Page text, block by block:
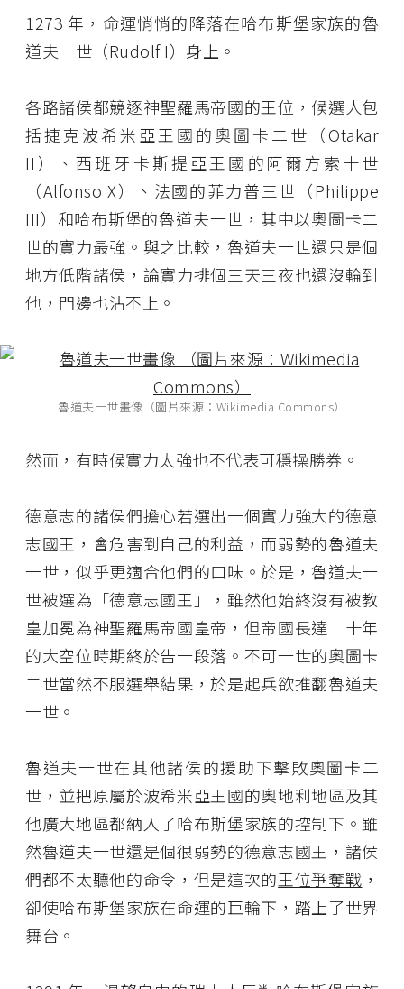
1273 年，命運悄悄的降落在哈布斯堡家族的魯
道夫一世（Rudolf I）身上。
各路諸侯都競逐神聖羅馬帝國的王位，候選人包
括捷克波希米亞王國的奧圖卡二世（Otakar
II）、西班牙卡斯提亞王國的阿爾方索十世
（Alfonso X）、法國的菲力普三世（Philippe
III）和哈布斯堡的魯道夫一世，其中以奧圖卡二
世的實力最強。與之比較，魯道夫一世還只是個
地方低階諸侯，論實力排個三天三夜也還沒輪到
他，門邊也沾不上。
魯道夫一世畫像（圖片來源：Wikimedia Commons）
然而，有時候實力太強也不代表可穩操勝券。
德意志的諸侯們擔心若選出一個實力強大的德意
志國王，會危害到自己的利益，而弱勢的魯道夫
一世，似乎更適合他們的口味。於是，魯道夫一
世被選為「德意志國王」，雖然他始終沒有被教
皇加冕為神聖羅馬帝國皇帝，但帝國長達二十年
的大空位時期終於告一段落。不可一世的奧圖卡
二世當然不服選舉結果，於是起兵欲推翻魯道夫
一世。
魯道夫一世在其他諸侯的援助下擊敗奧圖卡二
世，並把原屬於波希米亞王國的奧地利地區及其
他廣大地區都納入了哈布斯堡家族的控制下。雖
然魯道夫一世還是個很弱勢的德意志國王，諸侯
們都不太聽他的命令，但是這次的王位爭奪戰 ，
卻使哈布斯堡家族在命運的巨輪下，踏上了世界
舞台。